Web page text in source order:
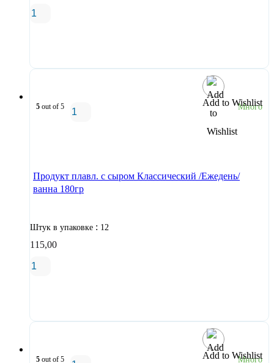
Add to Wishlist
5 out of 5 Много
Продукт плавл. с сыром Классический /Ежедень/
ванна 180гр
Штук в упаковке : 12
115,00
Add to Wishlist
5 out of 5 Много